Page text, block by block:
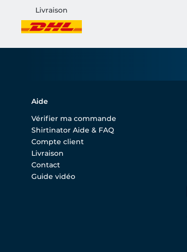
Livraison
Aide
Vérifier ma commande
Shirtinator Aide & FAQ
Compte client
Livraison
Contact
Guide vidéo